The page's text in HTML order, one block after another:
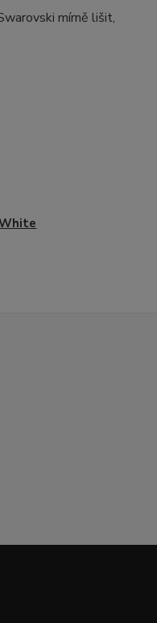
mírně lišit,